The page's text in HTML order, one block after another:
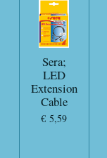
Sera;
LED
Extension
Cable
€ 5,59